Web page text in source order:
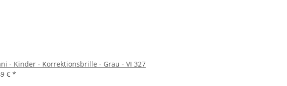
- Kinder - Korrektionsbrille - Grau - VI 327
€ *